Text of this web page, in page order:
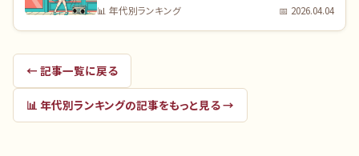
📊 年代別ランキング 📅 2026.04.04
← 記事一覧に戻る
📊 年代別ランキングの記事をもっと見る →